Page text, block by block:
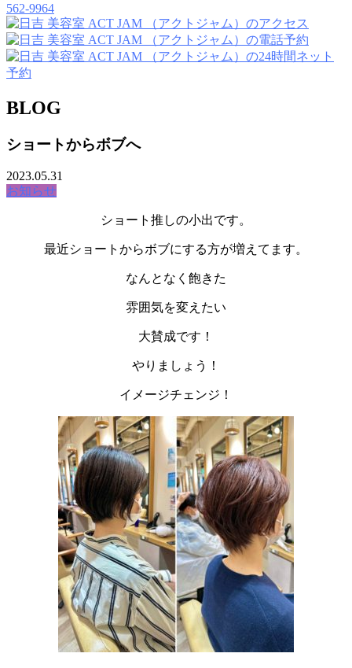
562-9964
BLOG
ショートからボブへ
2023.05.31
お知らせ
ショート推しの小出です。
最近ショートからボブにする方が増えてます。
なんとなく飽きた
雰囲気を変えたい
大賛成です！
やりましょう！
イメージチェンジ！